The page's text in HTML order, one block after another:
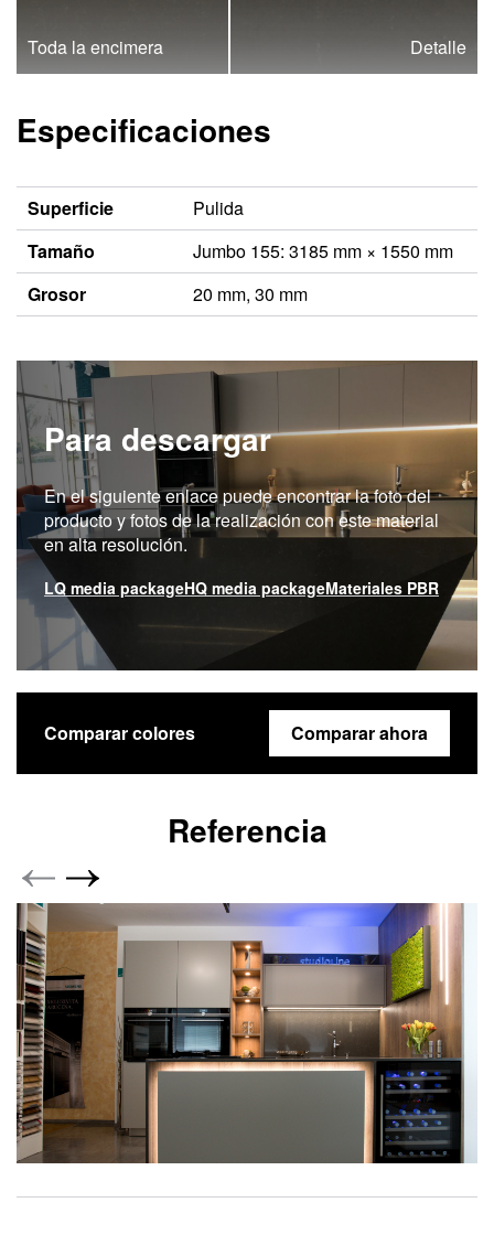
Toda la encimera Detalle
Especificaciones
Superficie
Pulida
Tamaño
Jumbo 155: 3185 mm × 1550 mm
Grosor
20 mm, 30 mm
Para descargar
En el siguiente enlace puede encontrar la foto del
producto y fotos de la realización con este material
en alta resolución.
LQ media packageHQ media packageMateriales PBR
Comparar colores Comparar ahora
Referencia